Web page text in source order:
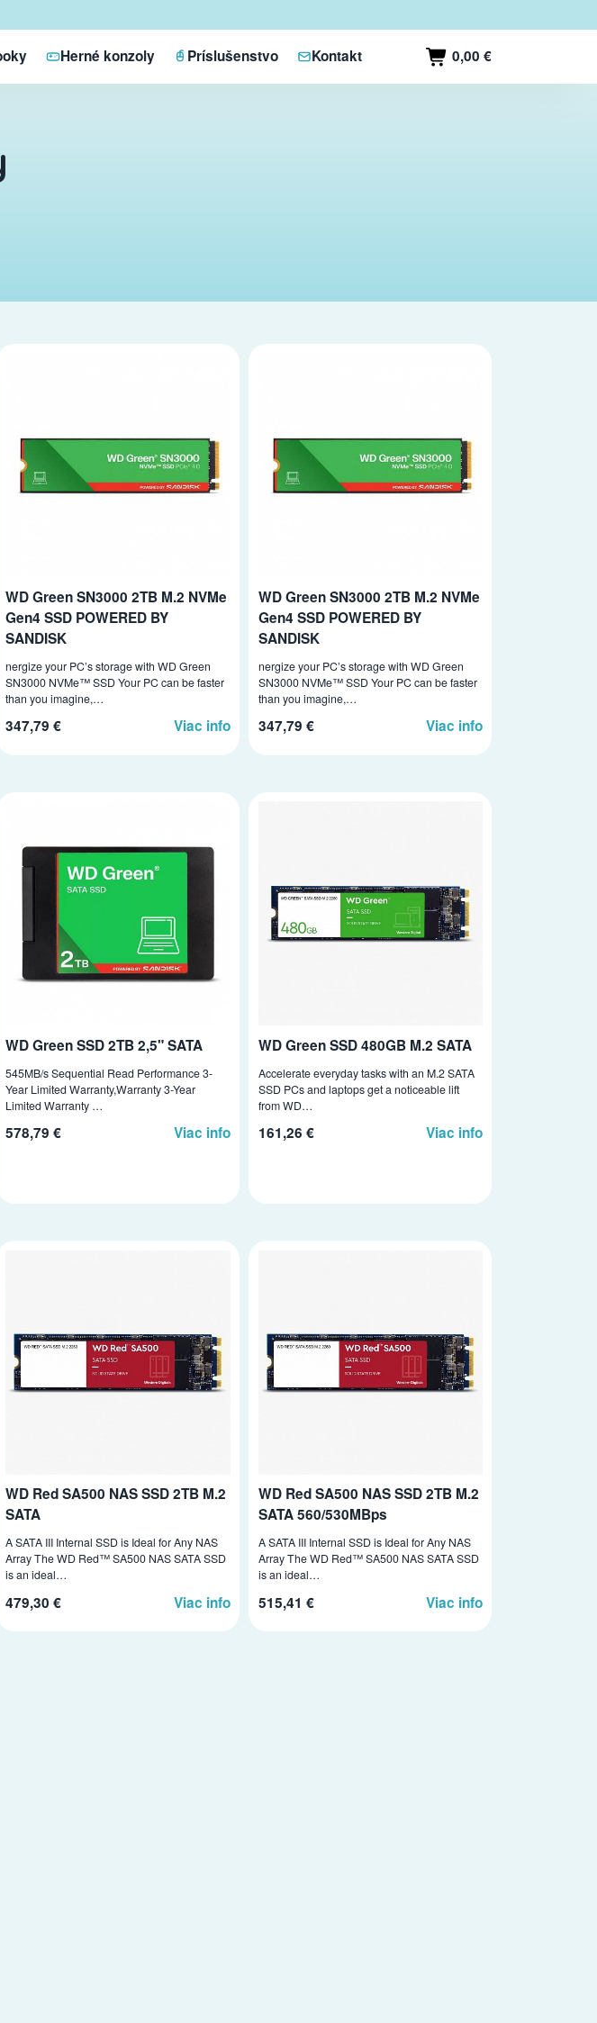
Herné konzoly Príslušenstvo Kontakt 0,00 €
WD Green SN3000 2TB M.2 NVMe
Gen4 SSD POWERED BY
SANDISK
nergize your PC’s storage with WD Green
SN3000 NVMe™ SSD Your PC can be faster
than you imagine,…
347,79 € Viac info
WD Green SN3000 2TB M.2 NVMe
Gen4 SSD POWERED BY
SANDISK
nergize your PC’s storage with WD Green
SN3000 NVMe™ SSD Your PC can be faster
than you imagine,…
347,79 € Viac info
WD Green SSD 2TB 2,5" SATA
545MB/s Sequential Read Performance 3-
Year Limited Warranty,Warranty 3-Year
Limited Warranty …
578,79 € Viac info
WD Green SSD 480GB M.2 SATA
Accelerate everyday tasks with an M.2 SATA
SSD PCs and laptops get a noticeable lift
from WD…
161,26 € Viac info
WD Red SA500 NAS SSD 2TB M.2
SATA
A SATA III Internal SSD is Ideal for Any NAS
Array The WD Red™ SA500 NAS SATA SSD
is an ideal…
479,30 € Viac info
WD Red SA500 NAS SSD 2TB M.2
SATA 560/530MBps
A SATA III Internal SSD is Ideal for Any NAS
Array The WD Red™ SA500 NAS SATA SSD
is an ideal…
515,41 € Viac info